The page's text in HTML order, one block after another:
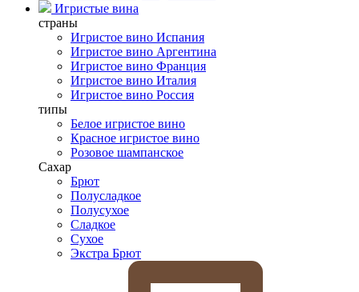
Игристые вина
страны
Игристое вино Испания
Игристое вино Аргентина
Игристое вино Франция
Игристое вино Италия
Игристое вино Россия
типы
Белое игристое вино
Красное игристое вино
Розовое шампанское
Сахар
Брют
Полусладкое
Полусухое
Сладкое
Сухое
Экстра Брют